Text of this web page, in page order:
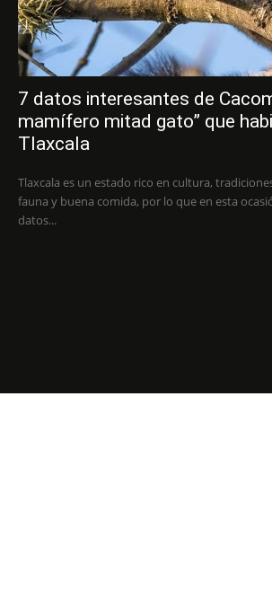
7 datos interesantes de
mamífero mitad gato” que
Tlaxcala
Tlaxcala es un estado rico en cultura,
fauna y buena comida, por lo que en esta
datos...